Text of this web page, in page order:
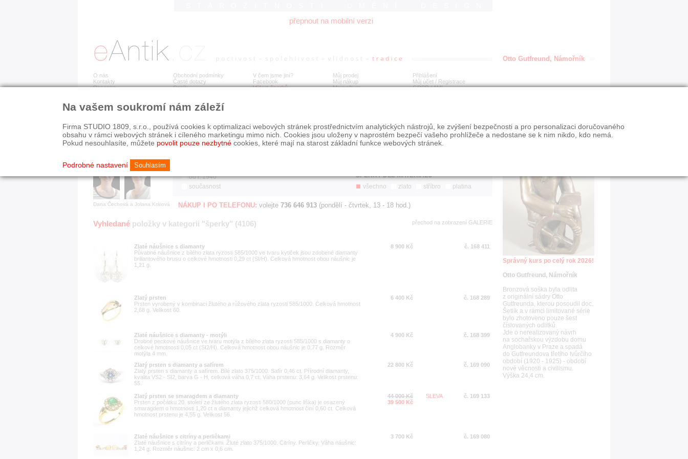
přepnout na mobilní verzi
O nás
Kontakty
Recenze
Obchodní podmínky
Časté dotazy
Ceník
V čem jsme jiní?
Facebook
Výkup šperků
Můj prodej
Můj nákup
Moje album
Přihlášení
Můj účet / Registrace
GDPR/AML
Jsme prověřená firma
Zákazníci u nás oceňují:
■ odborné zázemí
■ bezpečné prostředí
Dana Čechová a Jolana Králová
RYCHLÉ HLEDÁNÍ
HISTORICKÉ OBDOBÍ
všechno
před r. 1800
od r. 1940
současnost
STÁŘÍ NABÍDKY
všechno
jen poslední den
ŘAZENÍ
nejnovější napřed
podle cen sestupně
SLEVY
jen slevy
ŠPERKY DLE MATERIÁLU
všechno
zlato stříbro platina
NÁKUP I PO TELEFONU: volejte 736 646 913 (pondělí - čtvrtek, 13 - 18 hod.)
Vyhledané položky v kategorii "šperky" (4106) přechod na zobrazení GALERIE
Zlaté náušnice s diamanty
Půvabné náušnice z bílého zlata ryzosti 585/1000 ve tvaru kytiček jsou zdobené diamanty
briliantového brusu o celkové hmotnosti 0,29 ct (SI/H). Celková hmotnost obou náušnic je
1,21 g.
8 900 Kč č. 168 411
Zlatý prsten
Prsten vyrobený v kombinaci žlutého a růžového zlata ryzosti 585/1000. Celková hmotnost
2,68 g. Velikost 60.
6 400 Kč č. 168 289
Zlaté náušnice s diamanty - motýli
Drobné peckové náušnice ve tvaru motýla z bílého zlata ryzosti 585/1000 s diamanty o
celkové hmotnosti 0,05 ct (SI2/H). Celková hmotnost obou náušnic je 0,77 g. Rozměr
motýla 4 mm.
4 900 Kč č. 168 399
Zlatý prsten s diamanty a safírem
Zlatý prsten s diamanty a safírem. Bílé zlato 375/1000. Safír 0,46 ct. Přírodní diamanty,
kvalita VS2 - SI2, barva G - H, celková váha 0,7 ct. Váha prstenu: 3,64 g. Velikost prstenu:
55.
22 800 Kč č. 169 090
Zlatý prsten se smaragdem a diamanty
Prsten z počátku 20. století ze žlutého zlata ryzosti 580/1000 (punc liška) je osazený
smaragdem o hmotnosti 1,20 ct a diamanty jejichž celková hmotnost činí 0,60 ct. Celková
hmotnost prstenu je 4,55 g. Velikost 56.
44 000 Kč
39 500 Kč
SLEVA č. 169 133
Zlaté náušnice s citríny a perličkami
Zlaté náušnice s citríny a perličkami. Žluté zlato 375/1000. Citríny. Perličky. Váha náušnic:
1,24 g. Rozměr náušnic: 2 cm x 0,6 cm.
3 700 Kč č. 169 080
Otto Gutfreund, Námořník
Správný kurs po celý rok 2026!
Otto Gutfreund, Námořník
Bronzová soška byla odlita
z originální sádry Otto
Gutfreunda, kterou posoudil doc.
Šetlík a v rámci limitované série
bylo zhotoveno pouze šest
číslovaných odlitků.
Jde o nerealizovaný návrh
na sochařskou výzdobu domu
Anglobanky v Praze a spadá
do Gutfreundova třetího tvůrčího
období (1920 - 1925) - období
nové věcnosti a civilismu.
Výška 24,4 cm.
Na vašem soukromí nám záleží
Firma STUDIO 1809, s.r.o., používá cookies k optimalizaci webových stránek prostřednictvím analytických nástrojů, ke zvýšení bezpečnosti a pro personalizaci doručovaného
obsahu v rámci webových stránek i cíleného marketingu mimo nich. Cookies jsou uloženy v naprostém bezpečí vašeho prohlížeče a nedostane se k nim nikdo, kdo nemá.
Pokud nesouhlasíte, můžete povolit pouze nezbytné cookies, které mají na starost základní funkce webových stránek.
Podrobné nastavení Souhlasím